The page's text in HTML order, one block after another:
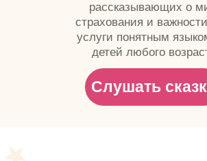
рассказывающих о
страхования и
услуги понятным
детей любого
Слушать